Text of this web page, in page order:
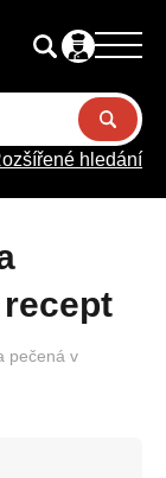
hledání
pečená v